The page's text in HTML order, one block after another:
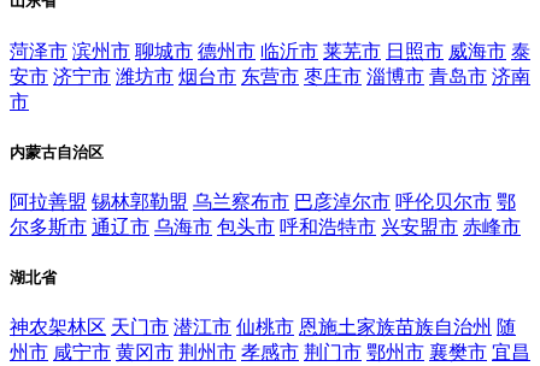
菏泽市 滨州市 聊城市 德州市 临沂市 莱芜市 日照市 威海市 泰
安市 济宁市 潍坊市 烟台市 东营市 枣庄市 淄博市 青岛市 济南
市
内蒙古自治区
阿拉善盟 锡林郭勒盟 乌兰察布市 巴彦淖尔市 呼伦贝尔市 鄂
尔多斯市 通辽市 乌海市 包头市 呼和浩特市 兴安盟市 赤峰市
湖北省
神农架林区 天门市 潜江市 仙桃市 恩施土家族苗族自治州 随
州市 咸宁市 黄冈市 荆州市 孝感市 荆门市 鄂州市 襄樊市 宜昌